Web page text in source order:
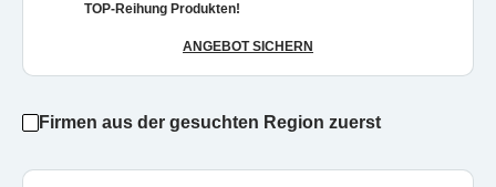
TOP-Reihung Produkten!
ANGEBOT SICHERN
Firmen aus der gesuchten Region zuerst